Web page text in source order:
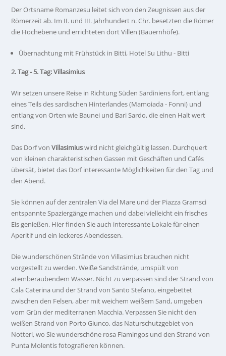
Der Ortsname Romanzesu leitet sich von den Zeugnissen aus der
Römerzeit ab. Im II. und III. Jahrhundert n. Chr. besetzten die Römer
die Hochebene und errichteten dort Villen (Bauernhöfe).
Übernachtung mit Frühstück in Bitti, Hotel Su Lithu - Bitti
2. Tag - 5. Tag: Villasimius
Wir setzen unsere Reise in Richtung Süden Sardiniens fort, entlang
eines Teils des sardischen Hinterlandes (Mamoiada - Fonni) und
entlang von Orten wie Baunei und Bari Sardo, die einen Halt wert
sind.
Das Dorf von Villasimiuswird nicht gleichgültig lassen. Durchquert
von kleinen charakteristischen Gassen mit Geschäften und Cafés
übersät, bietet das Dorf interessante Möglichkeiten für den Tag und
den Abend.
Sie können auf der zentralen Via del Mare und der Piazza Gramsci
entspannte Spaziergänge machen und dabei vielleicht ein frisches
Eis genießen. Hier finden Sie auch interessante Lokale für einen
Aperitif und ein leckeres Abendessen.
Die wunderschönen Strände von Villasimius brauchen nicht
vorgestellt zu werden. Weiße Sandstrände, umspült von
atemberaubendem Wasser. Nicht zu verpassen sind der Strand von
Cala Caterina und der Strand von Santo Stefano, eingebettet
zwischen den Felsen, aber mit weichem weißem Sand, umgeben
vom Grün der mediterranen Macchia. Verpassen Sie nicht den
weißen Strand von Porto Giunco, das Naturschutzgebiet von
Notteri, wo Sie wunderschöne rosa Flamingos und den Strand von
Punta Molentis fotografieren können.